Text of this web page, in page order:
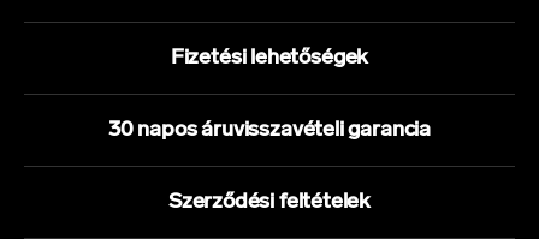
Fizetési lehetőségek
30 napos áruvisszavételi garancia
Szerződési feltételek